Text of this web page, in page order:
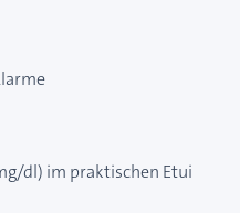
dl) im praktischen Etui